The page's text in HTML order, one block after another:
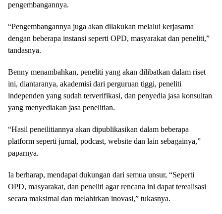
pengembangannya.
“Pengembangannya juga akan dilakukan melalui kerjasama
dengan beberapa instansi seperti OPD, masyarakat dan peneliti,”
tandasnya.
Benny menambahkan, peneliti yang akan dilibatkan dalam riset
ini, diantaranya, akademisi dari perguruan tiggi, peneliti
independen yang sudah terverifikasi, dan penyedia jasa konsultan
yang menyediakan jasa penelitian.
“Hasil peneilitiannya akan dipublikasikan dalam beberapa
platform seperti jurnal, podcast, website dan lain sebagainya,”
paparnya.
Ia berharap, mendapat dukungan dari semua unsur, “Seperti
OPD, masyarakat, dan peneliti agar rencana ini dapat terealisasi
secara maksimal dan melahirkan inovasi,” tukasnya.